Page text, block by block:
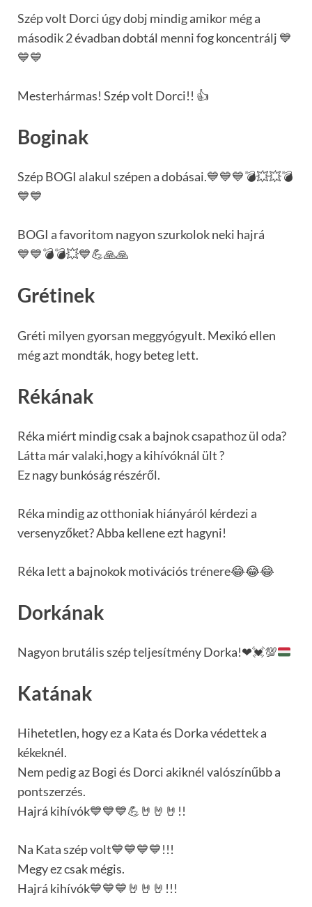
Szép volt Dorci úgy dobj mindig amikor még a
második 2 évadban dobtál menni fog koncentrálj 💙
💙💙
Mesterhármas! Szép volt Dorci!! 👍
Boginak
Szép BOGI alakul szépen a dobásai.💙💙💙💣💥💥💣
💙💙
BOGI a favoritom nagyon szurkolok neki hajrá
💙💙💣💣💥💙💪🙏🙏
Grétinek
Gréti milyen gyorsan meggyógyult. Mexikó ellen
még azt mondták, hogy beteg lett.
Rékának
Réka miért mindig csak a bajnok csapathoz ül oda?
Látta már valaki,hogy a kihívóknál ült ?
Ez nagy bunkóság részéről.
Réka mindig az otthoniak hiányáról kérdezi a
versenyzőket? Abba kellene ezt hagyni!
Réka lett a bajnokok motivációs trénere😂😂😂
Dorkának
Nagyon brutális szép teljesítmény Dorka!❤💓💯
Katának
Hihetetlen, hogy ez a Kata és Dorka védettek a
kékeknél.
Nem pedig az Bogi és Dorci akiknél valószínűbb a
pontszerzés.
Hajrá kihívók💙💙💙💪🤘🤘🤘!!
Na Kata szép volt💙💙💙💙!!!
Megy ez csak mégis.
Hajrá kihívók💙💙💙🤘🤘🤘!!!